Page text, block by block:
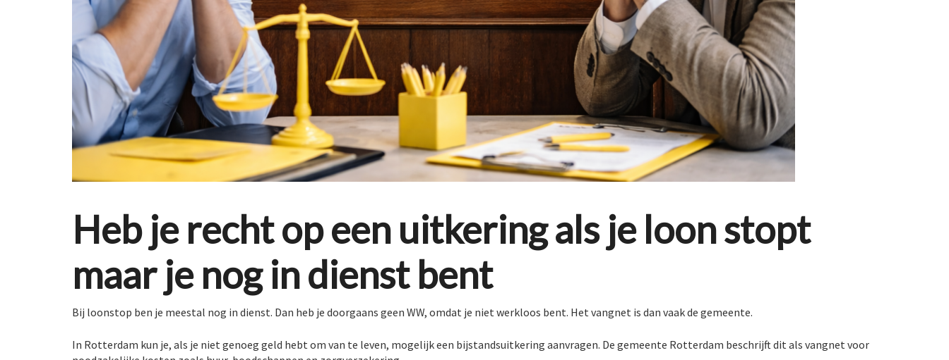
Heb je recht op een uitkering als je loon stopt
maar je nog in dienst bent
Bij loonstop ben je meestal nog in dienst. Dan heb je doorgaans geen WW, omdat je niet werkloos bent. Het vangnet is dan vaak de gemeente.
In Rotterdam kun je, als je niet genoeg geld hebt om van te leven, mogelijk een bijstandsuitkering aanvragen. De gemeente Rotterdam beschrijft dit als vangnet voor